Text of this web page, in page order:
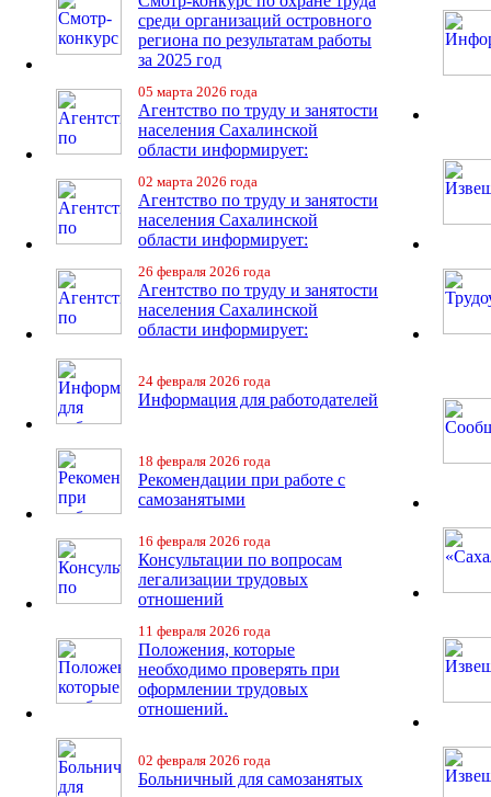
среди организаций островного
региона по результатам работы
за 2025 год
05 марта 2026 года
Агентство по труду и занятости
населения Сахалинской
области информирует:
02 марта 2026 года
Агентство по труду и занятости
населения Сахалинской
области информирует:
26 февраля 2026 года
Агентство по труду и занятости
населения Сахалинской
области информирует:
24 февраля 2026 года
Информация для работодателей
18 февраля 2026 года
Рекомендации при работе с
самозанятыми
16 февраля 2026 года
Консультации по вопросам
легализации трудовых
отношений
11 февраля 2026 года
Положения, которые
необходимо проверять при
оформлении трудовых
отношений.
02 февраля 2026 года
Больничный для самозанятых